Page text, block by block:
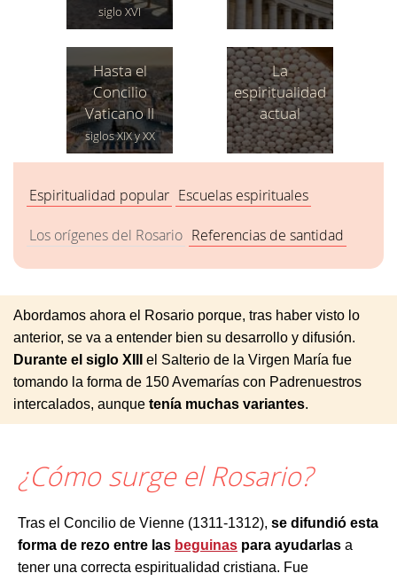
siglo XVI
Hasta el
Concilio
Vaticano II
siglos XIX y XX
La
espiritualidad
actual
Espiritualidad popular Escuelas espirituales
Los orígenes del Rosario Referencias de santidad
Abordamos ahora el Rosario porque, tras haber visto lo
anterior, se va a entender bien su desarrollo y difusión.
Durante el siglo XIII
el Salterio de la Virgen María fue
tomando la forma de 150 Avemarías con Padrenuestros
intercalados, aunque tenía muchas variantes.
¿Cómo surge el Rosario?
Tras el Concilio de Vienne (1311-1312), se difundió esta
forma de rezo entre las beguinas para ayudarlas a
tener una correcta espiritualidad cristiana. Fue